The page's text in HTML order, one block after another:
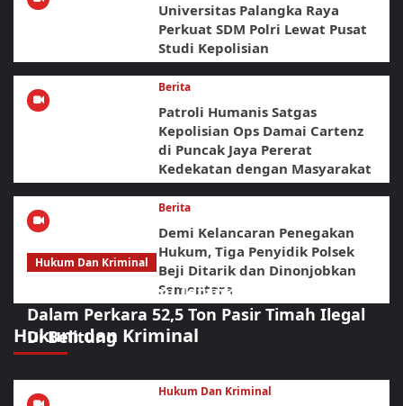
Universitas Palangka Raya
Perkuat SDM Polri Lewat Pusat
Studi Kepolisian
Berita
Patroli Humanis Satgas
Kepolisian Ops Damai Cartenz
di Puncak Jaya Pererat
Kedekatan dengan Masyarakat
Berita
Demi Kelancaran Penegakan
Hukum, Tiga Penyidik Polsek
Beji Ditarik dan Dinonjobkan
Sementara
Hukum dan Kriminal
Hukum Dan Kriminal
Polda Babel Resmi Tetapkan 4 Tersangka
Dalam Perkara 52,5 Ton Pasir Timah Ilegal
Di Belitung
Hukum Dan Kriminal